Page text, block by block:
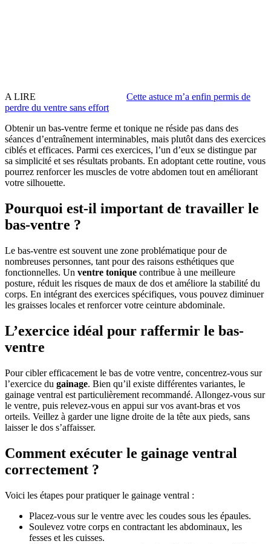
A LIRE
Cette astuce m’a enfin permis de
perdre du ventre sans effort
Obtenir un bas-ventre ferme et tonique ne réside pas dans des
séances d’entraînement interminables, mais plutôt dans des exercices
ciblés et efficaces. Parmi ces exercices, l’un d’eux se distingue par
sa simplicité et ses résultats probants. En adoptant cette routine, vous
pourrez renforcer les muscles de votre abdomen tout en améliorant
votre silhouette.
Pourquoi est-il important de travailler le
bas-ventre ?
Le bas-ventre est souvent une zone problématique pour de
nombreuses personnes, tant pour des raisons esthétiques que
fonctionnelles. Un ventre tonique contribue à une meilleure
posture, réduit les risques de maux de dos et améliore la stabilité du
corps. En intégrant des exercices spécifiques, vous pouvez diminuer
les graisses locales et renforcer votre ceinture abdominale.
L’exercice idéal pour raffermir le bas-
ventre
Pour cibler efficacement le bas de votre ventre, concentrez-vous sur
l’exercice du gainage. Bien qu’il existe différentes variantes, le
gainage ventral est particulièrement recommandé. Allongez-vous sur
le ventre, puis relevez-vous en appui sur vos avant-bras et vos
orteils. Veillez à garder une ligne droite de la tête aux pieds, sans
laisser le dos s’affaisser.
Comment exécuter le gainage ventral
correctement ?
Voici les étapes pour pratiquer le gainage ventral :
Placez-vous sur le ventre avec les coudes sous les épaules.
Soulevez votre corps en contractant les abdominaux, les
fesses et les cuisses.